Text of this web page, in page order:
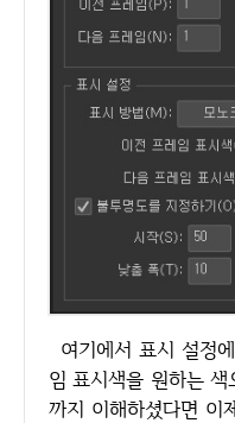
여기에서 표시 설정에 있는 이전 프레임과 다음 프레
임 표시색을 원하는
까지 이해하셨다면 이